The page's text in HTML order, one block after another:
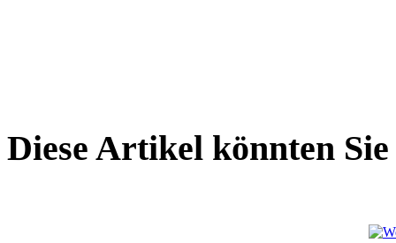
Diese Artikel könnten